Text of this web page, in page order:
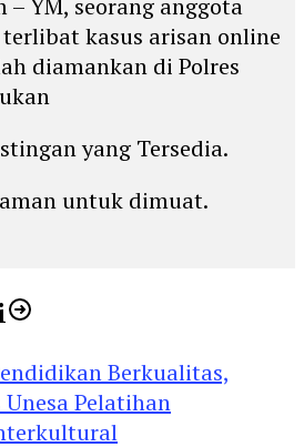
– YM, seorang anggota
kasus arisan online
diamankan di Polres
yang Tersedia.
untuk dimuat.